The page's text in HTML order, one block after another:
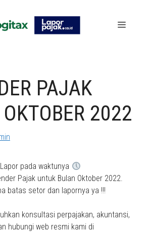
Menu
PAJAK
2022
Lapor pada waktunya
Pajak untuk Bulan Oktober 2022.
batas setor dan lapornya ya !!!
konsultasi perpajakan, akuntansi,
hubungi web resmi kami di